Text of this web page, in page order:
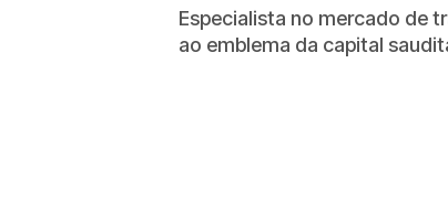
Especialista no mercado de
ao emblema da capital